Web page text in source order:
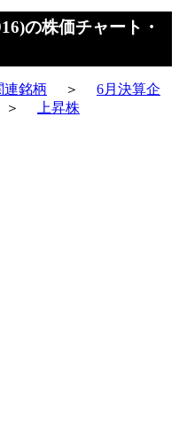
の株価チャート・
連銘柄 ＞
6月決算企
＞ 上昇株